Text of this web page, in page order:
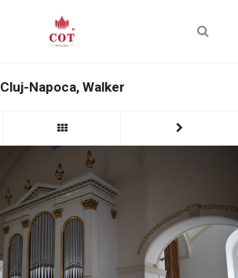
Cluj-Napoca, Walker